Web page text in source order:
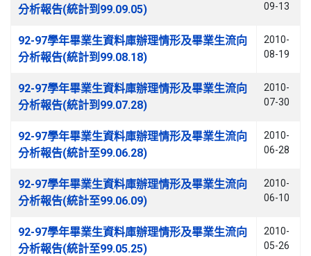
分析報告(統計到99.09.05)
09-13
92-97學年畢業生資料庫辦理情形及畢業生流向
分析報告(統計到99.08.18)
2010-
08-19
92-97學年畢業生資料庫辦理情形及畢業生流向
分析報告(統計到99.07.28)
2010-
07-30
92-97學年畢業生資料庫辦理情形及畢業生流向
分析報告(統計至99.06.28)
2010-
06-28
92-97學年畢業生資料庫辦理情形及畢業生流向
分析報告(統計至99.06.09)
2010-
06-10
92-97學年畢業生資料庫辦理情形及畢業生流向
分析報告(統計至99.05.25)
2010-
05-26